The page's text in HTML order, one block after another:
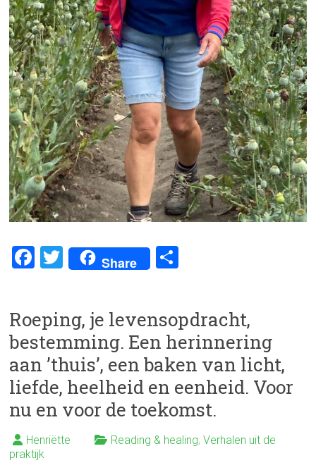
F
b
o
ok
T
er
Share
n
Roeping, je levensopdracht,
bestemming. Een herinnering
aan ’thuis’, een baken van licht,
liefde, heelheid en eenheid. Voor
nu en voor de toekomst.
Henriëtte Reading & healing,Verhalen uit de
praktijk